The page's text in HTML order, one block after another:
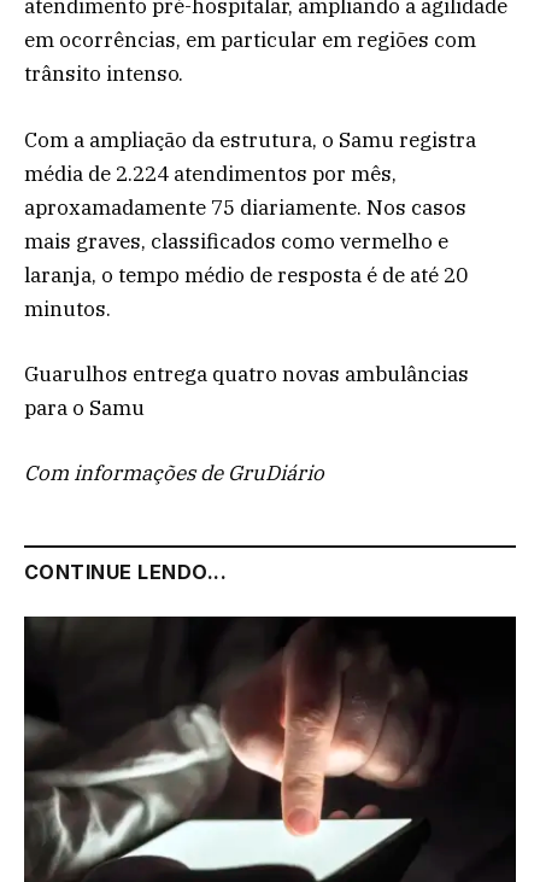
atendimento pré-hospitalar, ampliando a agilidade
em ocorrências, em particular em regiões com
trânsito intenso.
Com a ampliação da estrutura, o Samu registra
média de 2.224 atendimentos por mês,
aproxamadamente 75 diariamente. Nos casos
mais graves, classificados como vermelho e
laranja, o tempo médio de resposta é de até 20
minutos.
Guarulhos entrega quatro novas ambulâncias
para o Samu
Com informações de GruDiário
CONTINUE LENDO...